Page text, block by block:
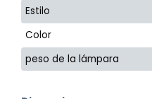
Estilo
Color
peso de la lámpara